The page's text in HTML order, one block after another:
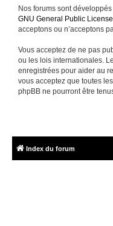
Nos forums sont
GNU General Public
acceptons ou n’acceptons
Vous acceptez de ne pas
ou les lois internationales.
enregistrées pour aider au
vous acceptez que toutes
phpBB ne pourront être
Index du forum